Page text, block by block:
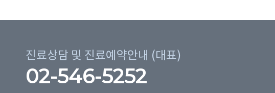
진료상담 및 진료예약안내 (대표)
02-546-5252